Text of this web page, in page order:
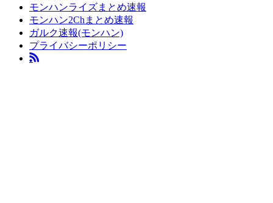
モンハンライズまとめ速報
モンハン2Chまとめ速報
ガルク速報(モンハン)
プライバシーポリシー